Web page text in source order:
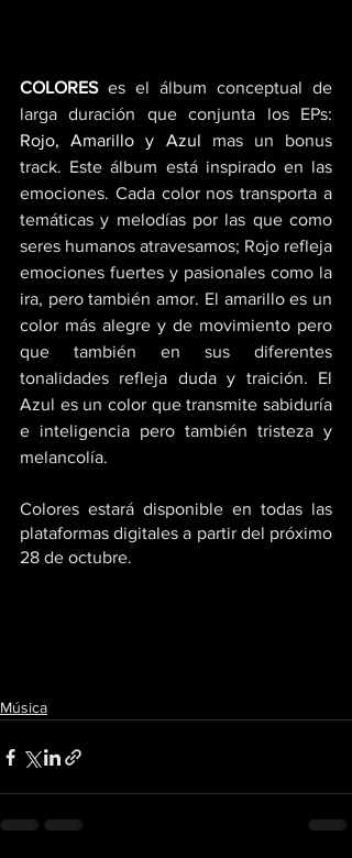
COLORES es el álbum conceptual de
Rojo, Amarillo y Azul mas un bonus
track. Este álbum está inspirado en las
emociones. Cada color nos transporta a
temáticas y melodías por las que como
seres humanos atravesamos; Rojo refleja
emociones fuertes y pasionales como la
ira, pero también amor. El amarillo es un
color más alegre y de movimiento pero
que también en sus diferentes
tonalidades refleja duda y traición. El
Azul es un color que transmite sabiduría
e inteligencia pero también tristeza y
melancolía.
Colores estará disponible en todas las
plataformas digitales a partir del próximo
28 de octubre.
Música